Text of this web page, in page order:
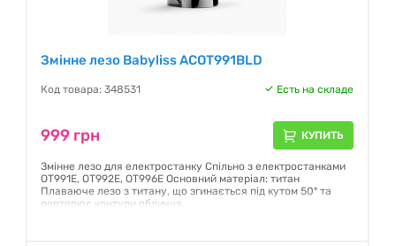
Змінне лезо Babyliss ACOT991BLD
Код товара: 348531 Есть на складе
999 грн КУПИТЬ
Змінне лезо для електростанку Спільно з електростанками
OT991E, OT992E, OT996E Основний матеріал: титан
Плаваюче лезо з титану, що згинається під кутом 50º та
повторює контури обличчя